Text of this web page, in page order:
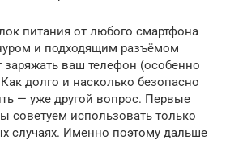
питания от любого смартфона
и подходящим разъёмом
заряжать ваш телефон (особенно
долго и насколько безопасно
— уже другой вопрос. Первые
советуем использовать только
случаях. Именно поэтому дальше